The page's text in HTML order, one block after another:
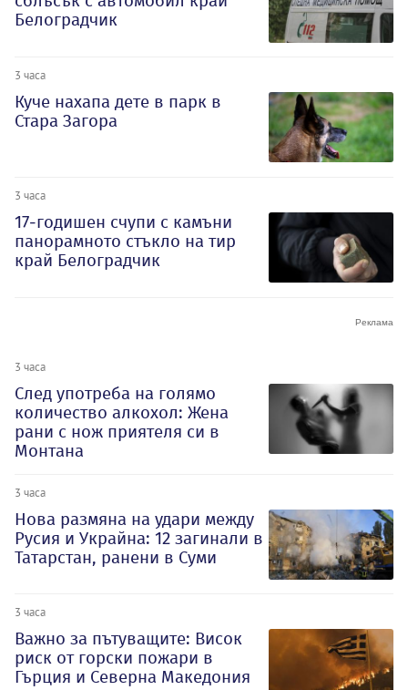
Белоградчик
3 часа
Куче нахапа дете в парк в
Стара Загора
3 часа
17-годишен счупи с камъни
панорамното стъкло на тир
край Белоградчик
3 часа
След употреба на голямо
количество алкохол: Жена
рани с нож приятеля си в
Монтана
3 часа
Нова размяна на удари между
Русия и Украйна: 12 загинали в
Татарстан, ранени в Суми
3 часа
Важно за пътуващите: Висок
риск от горски пожари в
Гърция и Северна Македония